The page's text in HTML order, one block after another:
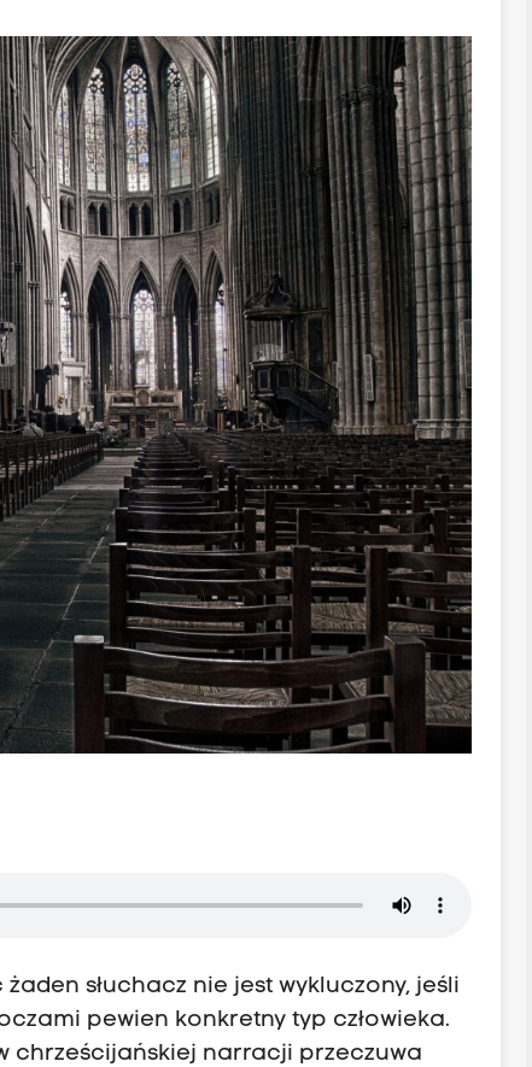
słuchacz nie jest wykluczony, jeśli
pewien konkretny typ człowieka.
chrześcijańskiej narracji przeczuwa